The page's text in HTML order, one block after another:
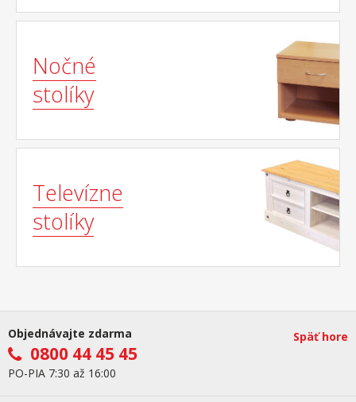
Nočné
stolíky
Televízne
stolíky
Objednávajte zdarma
0800 44 45 45
PO-PIA 7:30 až 16:00
Späť hore